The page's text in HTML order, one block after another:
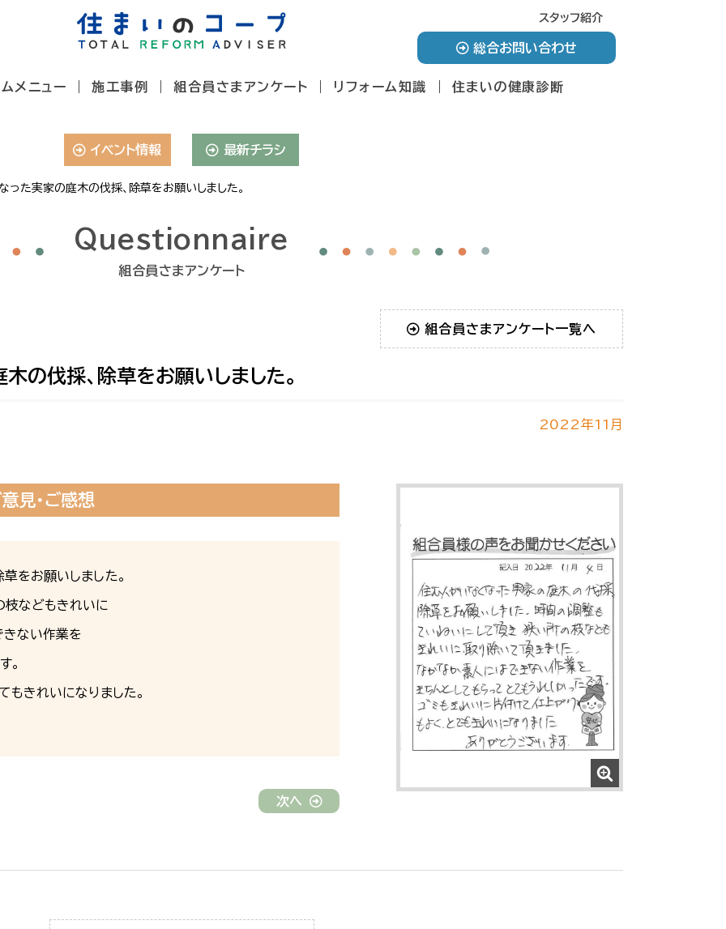
スタッフ紹介
総合お問い合わせ
メニュー 施工事例 組合員さまアンケート リフォーム知識 住まいの健康診断
イベント情報 最新チラシ
った実家の庭木の伐採、除草をお願いしました。
Questionnaire
組合員さまアンケート
組合員さまアンケート一覧へ
の伐採、除草をお願いしました。
2022年11月
見・ご感想
をお願いしました。
枝などもきれいに
きない作業を
。
もきれいになりました。
次へ